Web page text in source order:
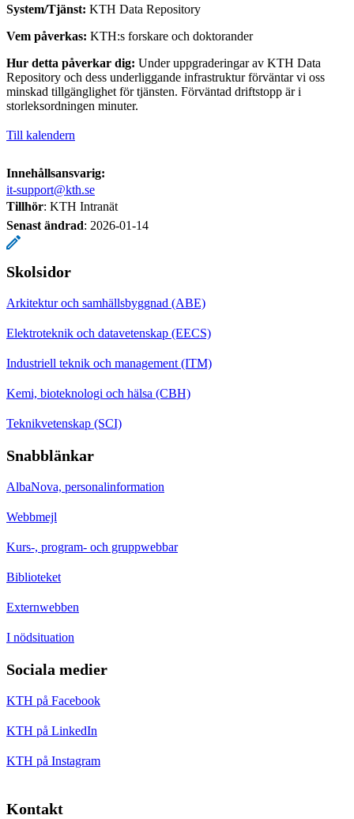
System/Tjänst: KTH Data Repository
Vem påverkas: KTH:s forskare och doktorander
Hur detta påverkar dig: Under uppgraderingar av KTH Data
Repository och dess underliggande infrastruktur förväntar vi oss
minskad tillgänglighet för tjänsten. Förväntad driftstopp är i
storleksordningen minuter.
Till kalendern
Innehållsansvarig:
it-support@kth.se
Tillhör: KTH Intranät
Senast ändrad: 2026-01-14
Skolsidor
Arkitektur och samhällsbyggnad (ABE)
Elektroteknik och datavetenskap (EECS)
Industriell teknik och management (ITM)
Kemi, bioteknologi och hälsa (CBH)
Teknikvetenskap (SCI)
Snabblänkar
AlbaNova, personalinformation
Webbmejl
Kurs-, program- och gruppwebbar
Biblioteket
Externwebben
I nödsituation
Sociala medier
KTH på Facebook
KTH på LinkedIn
KTH på Instagram
Kontakt